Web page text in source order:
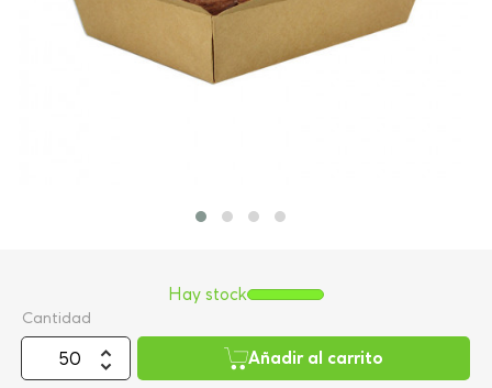
Cantidad
Añadir al carrito
Hay stock